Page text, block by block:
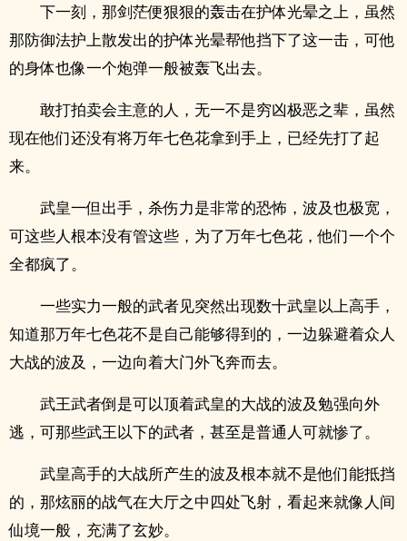
下一刻，那剑茫便狠狠的轰击在护体光晕之上，虽然
那防御法护上散发出的护体光晕帮他挡下了这一击，可他
的身体也像一个炮弹一般被轰飞出去。
敢打拍卖会主意的人，无一不是穷凶极恶之辈，虽然
现在他们还没有将万年七色花拿到手上，已经先打了起
来。
武皇一但出手，杀伤力是非常的恐怖，波及也极宽，
可这些人根本没有管这些，为了万年七色花，他们一个个
全都疯了。
一些实力一般的武者见突然出现数十武皇以上高手，
知道那万年七色花不是自己能够得到的，一边躲避着众人
大战的波及，一边向着大门外飞奔而去。
武王武者倒是可以顶着武皇的大战的波及勉强向外
逃，可那些武王以下的武者，甚至是普通人可就惨了。
武皇高手的大战所产生的波及根本就不是他们能抵挡
的，那炫丽的战气在大厅之中四处飞射，看起来就像人间
仙境一般，充满了玄妙。